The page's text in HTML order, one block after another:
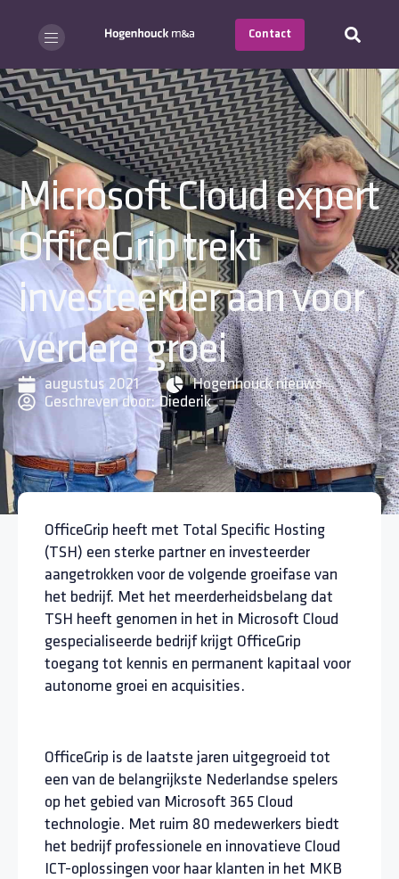
Contact
Microsoft Cloud expert
OfficeGrip trekt
investeerder aan voor
verdere groei
augustus 2021
Hogenhouck nieuws
Geschreven door:Diederik
OfficeGrip heeft met Total Specific Hosting
(TSH) een sterke partner en investeerder
aangetrokken voor de volgende groeifase van
het bedrijf. Met het meerderheidsbelang dat
TSH heeft genomen in het in Microsoft Cloud
gespecialiseerde bedrijf krijgt OfficeGrip
toegang tot kennis en permanent kapitaal voor
autonome groei en acquisities.
OfficeGrip is de laatste jaren uitgegroeid tot
een van de belangrijkste Nederlandse spelers
op het gebied van Microsoft 365 Cloud
technologie. Met ruim 80 medewerkers biedt
het bedrijf professionele en innovatieve Cloud
ICT-oplossingen voor haar klanten in het MKB